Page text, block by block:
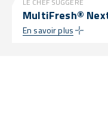
MultiFresh®
En savoir plus